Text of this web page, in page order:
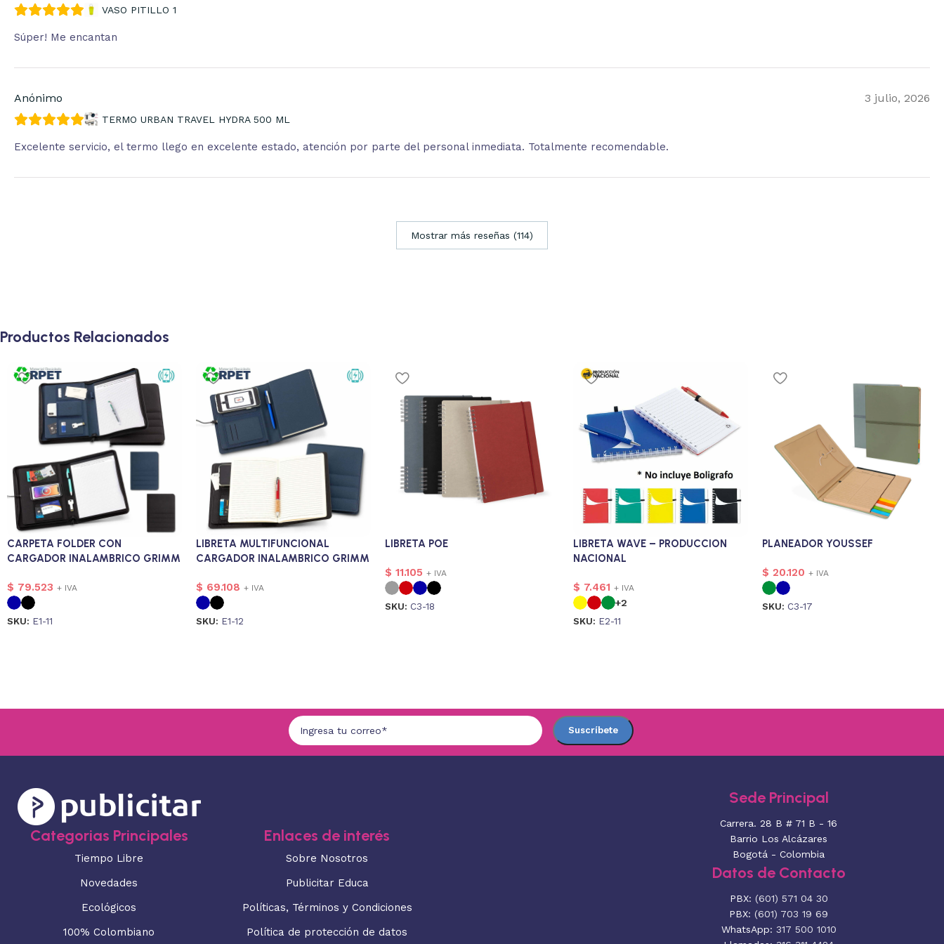
VASO PITILLO 1
Súper! Me encantan
Anónimo 3 julio, 2026
TERMO URBAN TRAVEL HYDRA 500 ML
Excelente servicio, el termo llego en excelente estado, atención por parte del personal inmediata. Totalmente recomendable.
Mostrar más reseñas (114)
Productos Relacionados
CARPETA FOLDER CON
CARGADOR INALAMBRICO GRIMM
$ 79.523 + IVA
SKU: E1-11
LIBRETA MULTIFUNCIONAL
CARGADOR INALAMBRICO GRIMM
$ 69.108 + IVA
SKU: E1-12
LIBRETA POE
$ 11.105 + IVA
SKU: C3-18
LIBRETA WAVE – PRODUCCION
NACIONAL
$ 7.461 + IVA
+2
SKU: E2-11
PLANEADOR YOUSSEF
$ 20.120 + IVA
SKU: C3-17
Categorias Principales
Tiempo Libre
Novedades
Ecológicos
100% Colombiano
Enlaces de interés
Sobre Nosotros
Publicitar Educa
Políticas, Términos y Condiciones
Política de protección de datos
Sede Principal
Carrera. 28 B # 71 B - 16
Barrio Los Alcázares
Bogotá - Colombia
Datos de Contacto
PBX: (601) 571 04 30
PBX: (601) 703 19 69
WhatsApp: 317 500 1010